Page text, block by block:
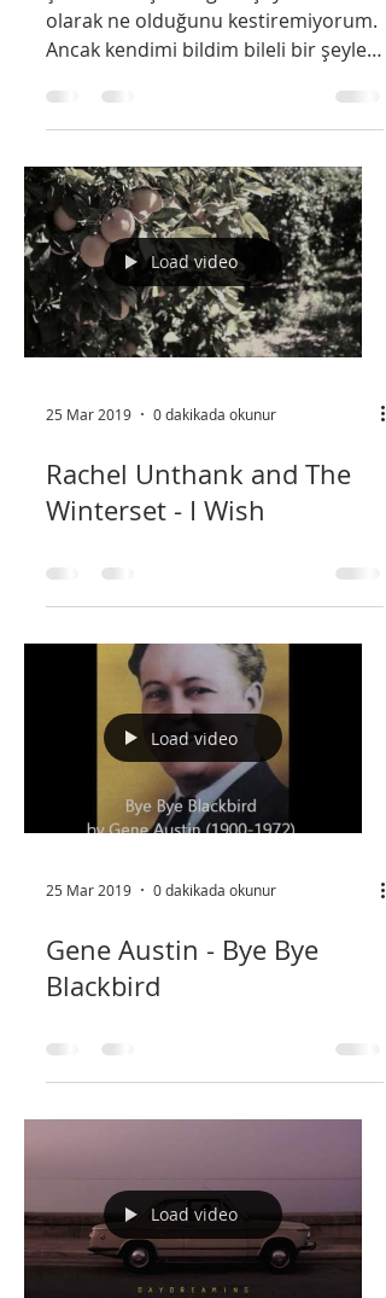
Yaptığımız Seçimleri
Kaydedebileceğimiz Bir Yer
Var Mı?
Şu anda düşündüğüm şeyin tam
olarak ne olduğunu kestiremiyorum.
Ancak kendimi bildim bileli bir şeyleri
toparlamak düzene sokmak...
Load video
Rachel Unthank and The
Winterset - I Wish
Load video
Gene Austin - Bye Bye
Blackbird